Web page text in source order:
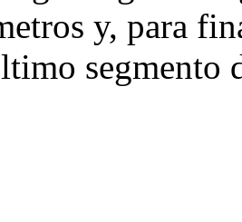
y, para
segmento